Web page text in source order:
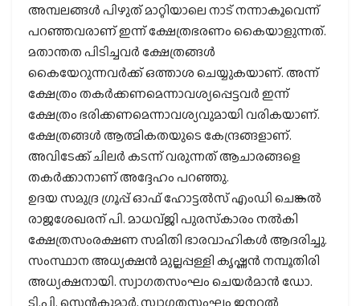
അമ്പലങ്ങള്‍ പിഴുത് മാറ്റിയാലെ നാട് നന്നാകൂവെന്ന്
പറഞ്ഞവരാണ് ഇന്ന് ക്ഷേത്രഭരണം കൈയാളുന്നത്.
മതാന്തത പിടിച്ചവര്‍ ക്ഷേത്രങ്ങള്‍
കൈയേറുന്നവര്‍ക്ക് ഒത്താശ ചെയ്യുകയാണ്. അന്ന്
ക്ഷേത്രം തകര്‍ക്കണമെന്നാവശ്യപ്പെട്ടവര്‍ ഇന്ന്
ക്ഷേത്രം ഭരിക്കണമെന്നാവശ്യവുമായി വരികയാണ്.
ക്ഷേത്രങ്ങള്‍ ആത്മികതയുടെ കേന്ദ്രങ്ങളാണ്.
അവിടേക്ക് ചിലര്‍ കടന്ന് വരുന്നത് ആചാരങ്ങളെ
തകര്‍ക്കാനാണ് അദ്ദേഹം പറഞ്ഞു.
ഉദയ സമുദ്ര ഗ്രൂപ്പ് ഓഫ് ഹോട്ടല്‍സ് എംഡി ചെങ്കല്‍
രാജശേഖരന് പി. മാധവ്ജി പുരസ്‌കാരം നല്‍കി
ക്ഷേത്രസംരക്ഷണ സമിതി ഭാരവാഹികള്‍ ആദരിച്ചു.
സംസ്ഥാന അധ്യക്ഷന്‍ മുല്ലപ്പള്ളി കൃഷ്ണന്‍ നമ്പൂതിരി
അധ്യക്ഷനായി. സ്വാഗതസംഘം ചെയര്‍മാന്‍ ഡോ.